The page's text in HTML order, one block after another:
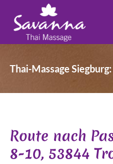
Thai-Massage
Route nach
8-10, 53844